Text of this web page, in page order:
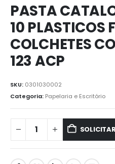
PASTA
10 PLASTICOS
COLCHETES
123 ACP
SKU: 0301030002
Categoria: Papelaria e Escritório